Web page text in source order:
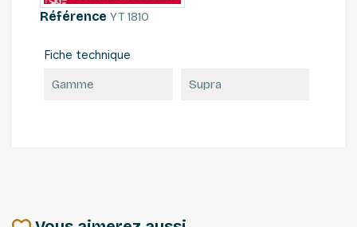
Référence YT 1810
Fiche technique
Gamme Supra